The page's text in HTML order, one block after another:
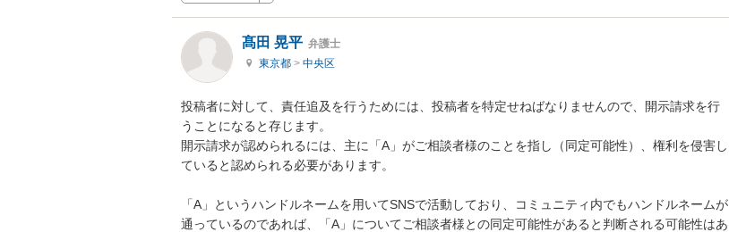
髙田 晃平 弁護士
東京都 > 中央区
投稿者に対して、責任追及を行うためには、投稿者を特定せねばなりませんので、開示請求を行
うことになると存じます。
開示請求が認められるには、主に「A」がご相談者様のことを指し（同定可能性）、権利を侵害し
ていると認められる必要があります。
「A」というハンドルネームを用いてSNSで活動しており、コミュニティ内でもハンドルネームが
通っているのであれば、「A」についてご相談者様との同定可能性があると判断される可能性はあ